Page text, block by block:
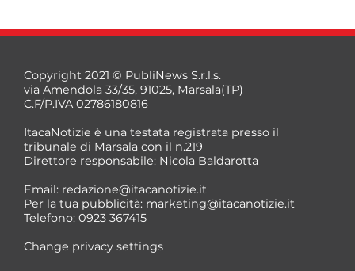
*
Copyright 2021 © PubliNews S.r.l.s.
via Amendola 33/35, 91025, Marsala(TP)
C.F/P.IVA 02786180816
ItacaNotizie è una testata registrata presso il
tribunale di Marsala con il n.219
Direttore responsabile: Nicola Baldarotta
Email: redazione@itacanotizie.it
Per la tua pubblicità: marketing@itacanotizie.it
Telefono: 0923 367415
Change privacy settings